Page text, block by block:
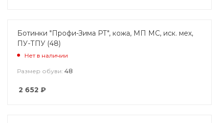
Ботинки "Профи-Зима РТ", кожа, МП МС, иск. мех,
ПУ-ТПУ (48)
Нет в наличии
Размер обуви: 48
2 652 ₽